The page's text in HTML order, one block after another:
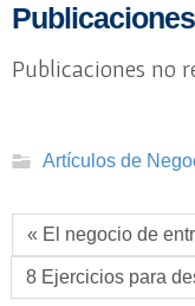
Publicaciones no
Artículos de
« El negocio de
8 Ejercicios para